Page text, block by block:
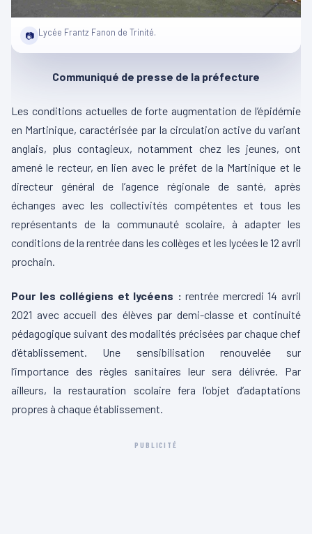
📷 Lycée Frantz Fanon de Trinité.
Communiqué de presse de la préfecture
Les conditions actuelles de forte augmentation de l’épidémie
en Martinique, caractérisée par la circulation active du variant
anglais, plus contagieux, notamment chez les jeunes, ont
amené le recteur, en lien avec le préfet de la Martinique et le
directeur général de l’agence régionale de santé, après
échanges avec les collectivités compétentes et tous les
représentants de la communauté scolaire, à adapter les
conditions de la rentrée dans les collèges et les lycées le 12 avril
prochain.
Pour les collégiens et lycéens : rentrée mercredi 14 avril
2021 avec accueil des élèves par demi-classe et continuité
pédagogique suivant des modalités précisées par chaque chef
d’établissement. Une sensibilisation renouvelée sur
l’importance des règles sanitaires leur sera délivrée. Par
ailleurs, la restauration scolaire fera l’objet d’adaptations
propres à chaque établissement.
PUBLICITÉ